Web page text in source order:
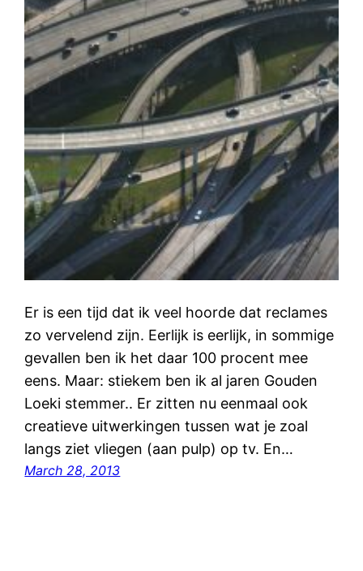
Er is een tijd dat ik veel hoorde dat reclames
zo vervelend zijn. Eerlijk is eerlijk, in sommige
gevallen ben ik het daar 100 procent mee
eens. Maar: stiekem ben ik al jaren Gouden
Loeki stemmer.. Er zitten nu eenmaal ook
creatieve uitwerkingen tussen wat je zoal
langs ziet vliegen (aan pulp) op tv. En…
March 28, 2013